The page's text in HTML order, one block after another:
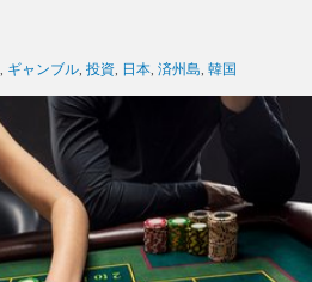
ギャンブル 投資 日本 済州島 韓国